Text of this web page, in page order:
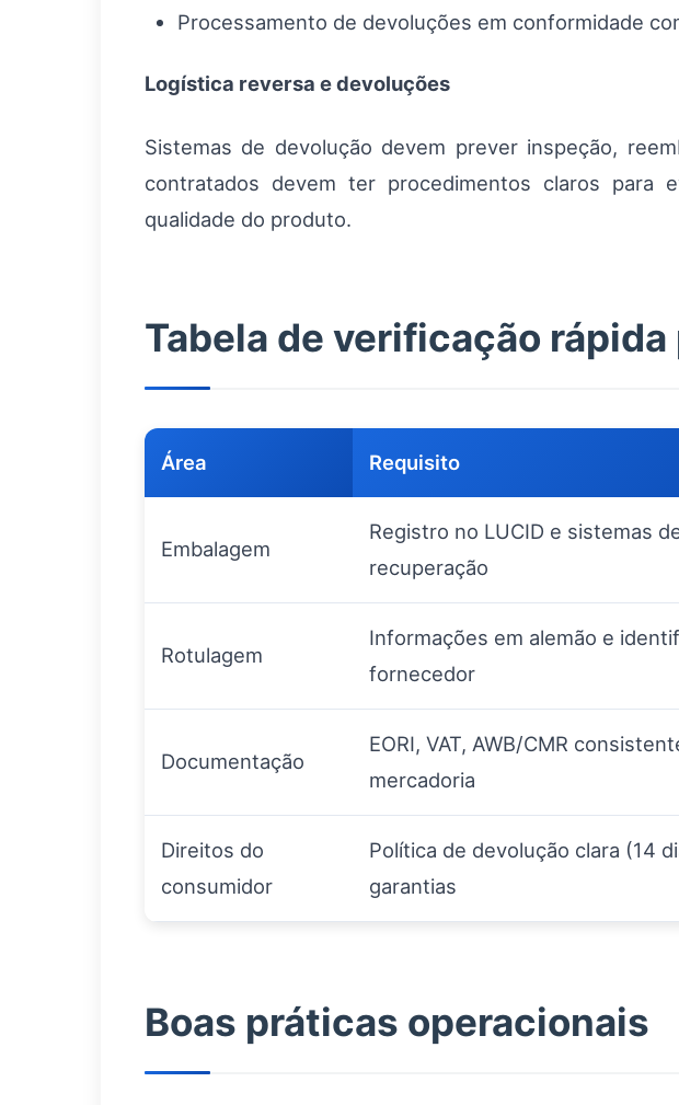
Processamento de devoluções em conformidade
Logística reversa e devoluções
Sistemas de devolução devem prever inspeção,
contratados devem ter procedimentos claros para
qualidade do produto.
Tabela de verificação
Área Requisito
Embalagem
Registro no LUCID e sistemas
recuperação
Rotulagem
Informações em alemão e
fornecedor
Documentação
EORI, VAT, AWB/CMR
mercadoria
Direitos do
consumidor
Política de devolução clara (14
garantias
Boas práticas operacionais